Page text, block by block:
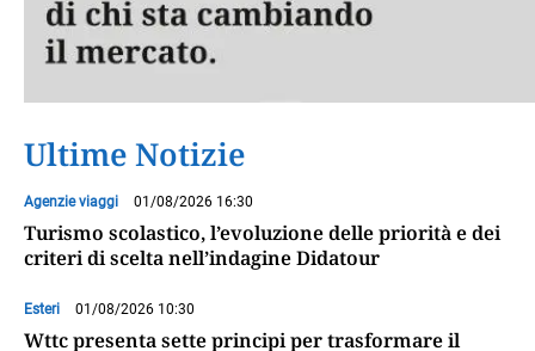
Ultime Notizie
Agenzie viaggi 01/08/2026 16:30
Turismo scolastico, l’evoluzione delle priorità e dei
criteri di scelta nell’indagine Didatour
Esteri 01/08/2026 10:30
Wttc presenta sette principi per trasformare il